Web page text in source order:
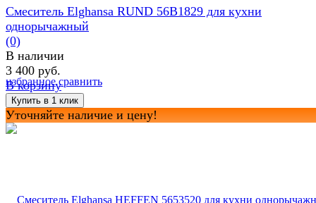
избранное сравнить
Смеситель Elghansa RUND 56B1829 для кухни
однорычажный
(0)
В наличии
3 400 руб.
В корзину
Уточняйте наличие и цену!